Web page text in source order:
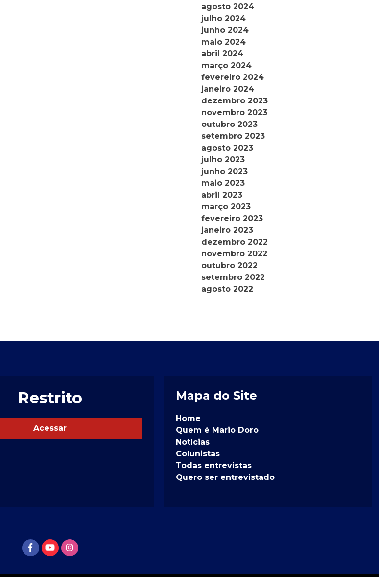
agosto 2024
julho 2024
junho 2024
maio 2024
abril 2024
março 2024
fevereiro 2024
janeiro 2024
dezembro 2023
novembro 2023
outubro 2023
setembro 2023
agosto 2023
julho 2023
junho 2023
maio 2023
abril 2023
março 2023
fevereiro 2023
janeiro 2023
dezembro 2022
novembro 2022
outubro 2022
setembro 2022
agosto 2022
Restrito
Acessar
Mapa do Site
Home
Quem é Mario Doro
Notícias
Colunistas
Todas entrevistas
Quero ser entrevistado